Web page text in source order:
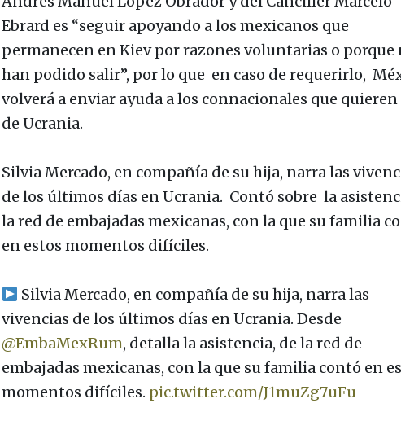
Ebrard es “seguir apoyando a los mexicanos que
permanecen en Kiev por razones voluntarias o porque
han podido salir”, por lo que en caso de requerirlo,
volverá a enviar ayuda a los connacionales que
de Ucrania.
Silvia Mercado, en compañía de su hija, narra las
de los últimos días en Ucrania. Contó sobre la
la red de embajadas mexicanas, con la que su familia
en estos momentos difíciles.
Silvia Mercado, en compañía de su hija, narra las
vivencias de los últimos días en Ucrania. Desde
@EmbaMexRum, detalla la asistencia, de la red de
embajadas mexicanas, con la que su familia contó en
momentos difíciles. pic.twitter.com/J1muZg7uFu